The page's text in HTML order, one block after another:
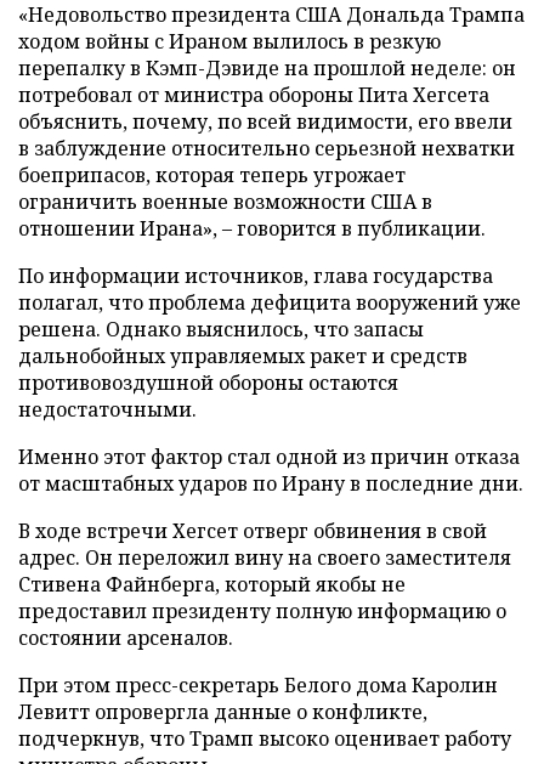
«Недовольство президента США Дональда Трампа
ходом войны с Ираном вылилось в резкую
перепалку в Кэмп-Дэвиде на прошлой неделе: он
потребовал от министра обороны Пита Хегсета
объяснить, почему, по всей видимости, его ввели
в заблуждение относительно серьезной нехватки
боеприпасов, которая теперь угрожает
ограничить военные возможности США в
отношении Ирана», – говорится в публикации.
По информации источников, глава государства
полагал, что проблема дефицита вооружений уже
решена. Однако выяснилось, что запасы
дальнобойных управляемых ракет и средств
противовоздушной обороны остаются
недостаточными.
Именно этот фактор стал одной из причин отказа
от масштабных ударов по Ирану в последние дни.
В ходе встречи Хегсет отверг обвинения в свой
адрес. Он переложил вину на своего заместителя
Стивена Файнберга, который якобы не
предоставил президенту полную информацию о
состоянии арсеналов.
При этом пресс-секретарь Белого дома Каролин
Левитт опровергла данные о конфликте,
подчеркнув, что Трамп высоко оценивает работу